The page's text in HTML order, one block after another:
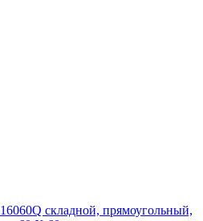
складной, прямоугольный,